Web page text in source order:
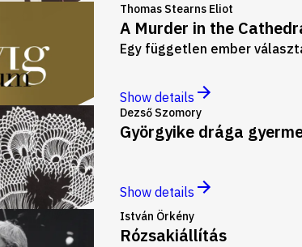
Thomas Stearns Eliot
A Murder in the
Egy független ember
Show details
Dezső Szomory
Györgyike drága
Show details
István Örkény
Rózsakiállítás